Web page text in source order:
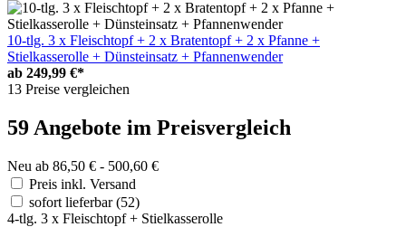
10-tlg. 3 x Fleischtopf + 2 x Bratentopf + 2 x Pfanne +
Stielkasserolle + Dünsteinsatz + Pfannenwender
ab 249,99 €*
13 Preise vergleichen
59 Angebote im Preisvergleich
Neu ab 86,50 € - 500,60 €
Preis inkl. Versand
sofort lieferbar(52)
4-tlg. 3 x Fleischtopf + Stielkasserolle